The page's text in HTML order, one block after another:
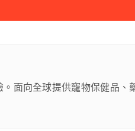
面向全球提供寵物保健品、